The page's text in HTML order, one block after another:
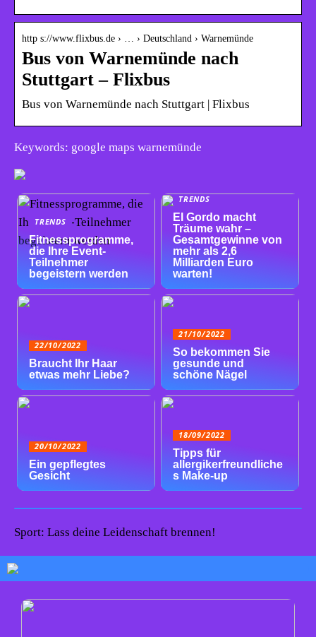
http s://www.flixbus.de › … › Deutschland › Warnemünde
Bus von Warnemünde nach
Stuttgart – Flixbus
Bus von Warnemünde nach Stuttgart | Flixbus
Keywords: google maps warnemünde
TRENDS
Fitnessprogramme,
die Ihre Event-
Teilnehmer
begeistern werden
TRENDS
El Gordo macht
Träume wahr –
Gesamtgewinne von
mehr als 2,6
Milliarden Euro
warten!
22/10/2022
Braucht Ihr Haar
etwas mehr Liebe?
21/10/2022
So bekommen Sie
gesunde und
schöne Nägel
20/10/2022
Ein gepflegtes
Gesicht
18/09/2022
Tipps für
allergikerfreundliche
s Make-up
Sport: Lass deine Leidenschaft brennen!